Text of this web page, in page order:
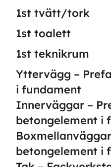
1st tvätt/tork
1st toalett
1st teknikrum
Yttervägg –
i fundament
Innerväggar –
betongelement i
betongelement i